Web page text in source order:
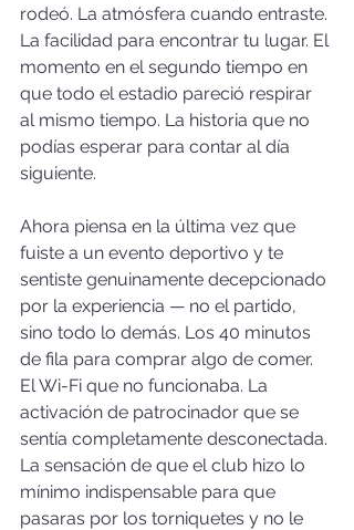
rodeó. La atmósfera cuando entraste.
La facilidad para encontrar tu lugar. El
momento en el segundo tiempo en
que todo el estadio pareció respirar
al mismo tiempo. La historia que no
podías esperar para contar al día
siguiente.
Ahora piensa en la última vez que
fuiste a un evento deportivo y te
sentiste genuinamente decepcionado
por la experiencia — no el partido,
sino todo lo demás. Los 40 minutos
de fila para comprar algo de comer.
El Wi-Fi que no funcionaba. La
activación de patrocinador que se
sentía completamente desconectada.
La sensación de que el club hizo lo
mínimo indispensable para que
pasaras por los torniquetes y no le